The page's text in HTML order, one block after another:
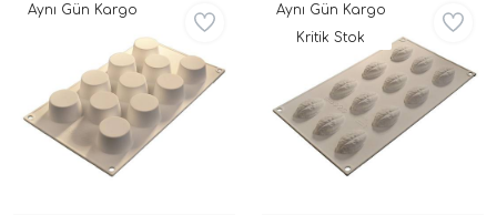
Aynı Gün Kargo
Aynı Gün Kargo
Kritik Stok